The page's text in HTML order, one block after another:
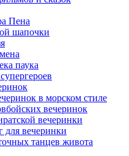
Пена
шапочки
паука
в морском стиле
вечеринок
вечеринки
для вечеринки
танцев живота